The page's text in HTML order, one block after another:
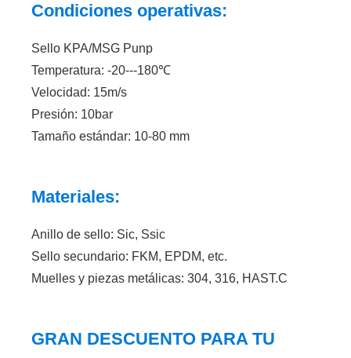
Condiciones operativas:
Sello KPA/MSG Punp
Temperatura: -20---180℃
Velocidad: 15m/s
Presión: 10bar
Tamaño estándar: 10-80 mm
Materiales:
Anillo de sello: Sic, Ssic
Sello secundario: FKM, EPDM, etc.
Muelles y piezas metálicas: 304, 316, HAST.C
GRAN DESCUENTO PARA TU